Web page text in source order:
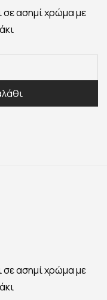
ασημί χρώμα με
ασημί χρώμα με